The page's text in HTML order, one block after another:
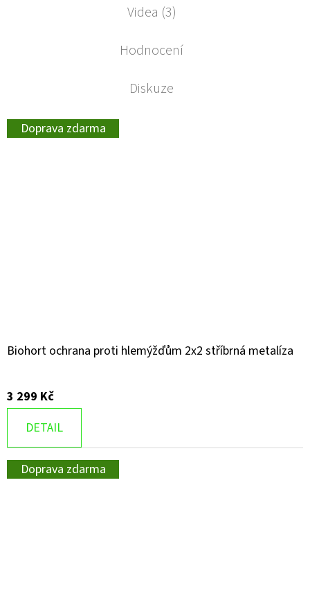
Videa (3)
Hodnocení
Diskuze
Doprava zdarma
Biohort ochrana proti hlemýžďům 2x2 stříbrná metalíza
3 299 Kč
DETAIL
Doprava zdarma